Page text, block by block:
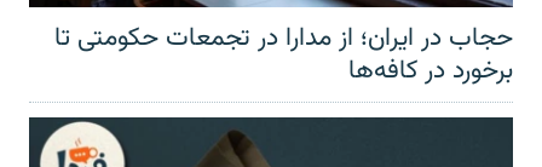
حجاب در ایران؛ از مدارا در تجمعات حکومتی تا
برخورد در کافه‌ها